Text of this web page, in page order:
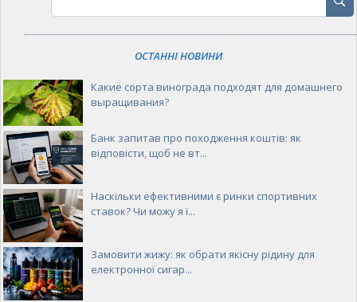
ОСТАННІ НОВИНИ
Какие сорта винограда подходят для домашнего
выращивания?
Банк запитав про походження коштів: як
відповісти, щоб не вт...
Наскільки ефективними є ринки спортивних
ставок? Чи можу я ї...
Замовити жижу: як обрати якісну рідину для
електронної сигар...